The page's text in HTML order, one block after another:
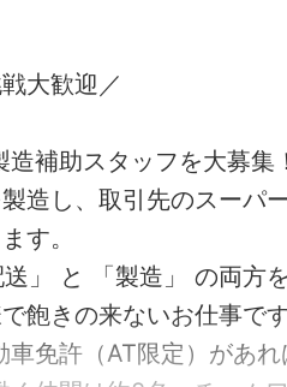
大歓迎／
補助スタッフを大募集
造し、取引先のスーパ
す。
」 と 「製造」 の両方
飽きの来ないお仕事で
免許（AT限定）があ